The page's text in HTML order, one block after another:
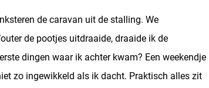
de caravan uit de stalling. We
de pootjes uitdraaide, draaide ik de
dingen waar ik achter kwam? Een weekendje
zo ingewikkeld als ik dacht. Praktisch alles zit